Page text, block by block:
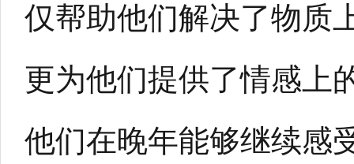
仅帮助他们解决了物质
更为他们提供了情感上
他们在晚年能够继续感